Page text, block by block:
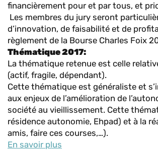
financièrement pour et par tous, et
Les membres du jury seront
d’innovation, de faisabilité et de
règlement de la Bourse Charles Foix
Thématique 2017:
La thématique retenue est celle
(actif, fragile, dépendant).
Cette thématique est généraliste et
aux enjeux de l’amélioration de
société au vieillissement. Cette
résidence autonomie, Ehpad) et à la
amis, faire ces courses,…).
En savoir plus